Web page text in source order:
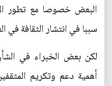
البعض خصوصا مع تطور
سببا في انتشار الثقافة في
لكن بعض الخبراء في
أهمية دعم وتكريم